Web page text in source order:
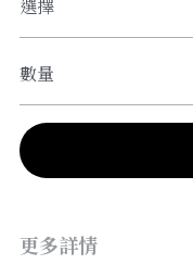
選擇
數量
更多詳情